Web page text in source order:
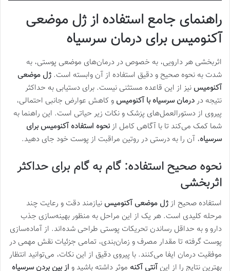
راهنمای جامع استفاده از ژل موضعی
آکنومیس برای درمان سرسیاه
اثربخشی هر دارویی، به خصوص در درمان‌های موضعی پوستی، به
شدت به نحوه صحیح و دقیق استفاده از آن وابسته است. ژل موضعی
آکنومیس نیز از این قاعده مستثنی نیست. برای دستیابی به حداکثر
نتیجه در درمان سرسیاه با آکنومیس و کاهش عوارض جانبی احتمالی،
پیروی از دستورالعمل‌های پزشک و نکات زیر حیاتی است. این راهنما به
شما کمک می‌کند تا با آگاهی کامل از نحوه استفاده آکنومیس برای
سرسیاه، آن را به درستی در روتین مراقبت از پوست خود جای دهید.
نحوه صحیح استفاده: گام به گام برای حداکثر
اثربخشی
استفاده صحیح ازژل موضعی آکنومیس نیازمند دقت و رعایت چند
مرحله کلیدی است. هر یک از این مراحل به منظور بهینه‌سازی جذب
دارو و به حداقل رساندن تحریکات پوستی طراحی شده‌اند. از آماده‌سازی
پوست گرفته تا مقدار مصرف و زمان‌بندی، تمامی جزئیات نقش مهمی در
موفقیت درمان ایفا می‌کنند. با پیروی دقیق از این نکات، می‌توانید انتظار
بهترین نتایج را از اینآنتی آکنه موثر داشته باشید و از بین بردن سرسیاه